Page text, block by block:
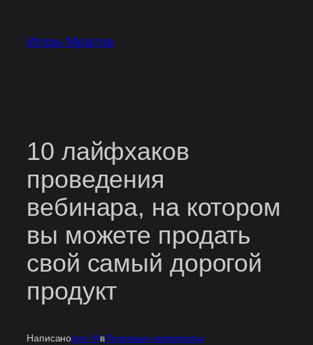
содержимому
Игорь Мратов
10 лайфхаков
проведения
вебинара, на котором
вы можете продать
свой самый дорогой
продукт
НаписаноIgor MвПолезные материалы